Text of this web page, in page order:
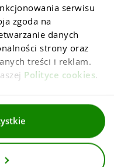
serwisu
zgoda na
danych
strony oraz
treści i reklam.
Polityce cookies.